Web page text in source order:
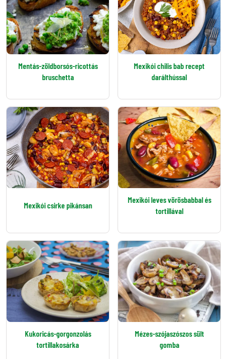
Mentás-zöldborsós-ricottás
bruschetta
Mexikói chilis bab recept
darálthússal
Mexikói csirke pikánsan
Mexikói leves vörösbabbal és
tortillával
Kukoricás-gorgonzolás
tortillakosárka
Mézes-szójaszószos sült
gomba